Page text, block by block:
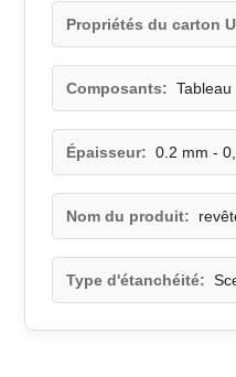
Propriétés du carton
Composants: Tableau
Épaisseur: 0.2 mm -
Nom du produit:
Type d'étanchéité: